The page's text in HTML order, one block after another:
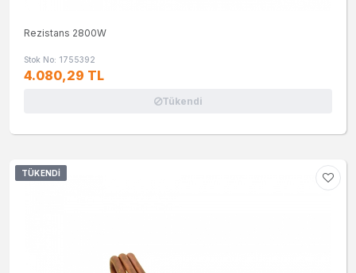
Rezistans 2800W
Stok No: 1755392
4.080,29 TL
Tükendi
TÜKENDI